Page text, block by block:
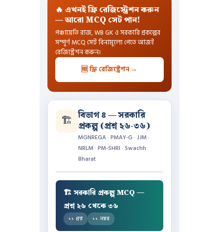
🔥 এখনই ফ্রি রেজিস্ট্রেশন করুন
— আরো MCQ সেট পান!
পঞ্চায়েতি রাজ, WB GK ও সরকারি প্রকল্পের
সম্পূর্ণ MCQ সেট বিনামূল্যে পেতে আজই
রেজিস্ট্রেশন করুন।
🆓 ফ্রি রেজিস্ট্রেশন →
🏗️ বিভাগ ৪ — সরকারি
প্রকল্প (প্রশ্ন ২৬-৩৬)
MGNREGA · PMAY-G · JJM ·
NRLM · PM-SHRI · Swachh
Bharat
🏗️ সরকারি প্রকল্প MCQ —
প্রশ্ন ২৬ থেকে ৩৬
১১ প্রশ্ন ১১ নম্বর